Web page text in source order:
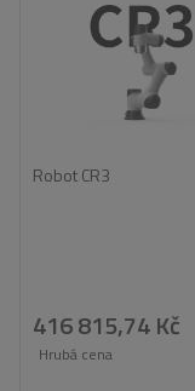
Robot CR3
416 815,74 Kč
Hrubá cena